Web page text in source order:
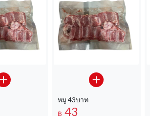
หมู 43บาท
฿ 43